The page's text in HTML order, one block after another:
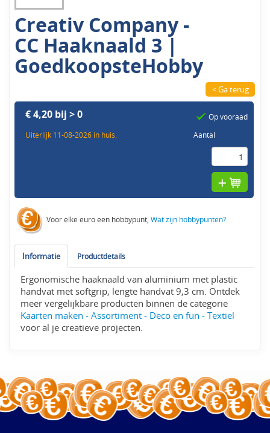
Creativ Company -
CC Haaknaald 3 |
GoedkoopsteHobby
< Ga terug
€ 4,20 bij > 0
Uiterlijk 11-08-2026 in huis.
Op vooraad
Aantal
Voor elke euro een hobbypunt,Wat zijn hobbypunten?
Informatie Productdetails
Ergonomische haaknaald van aluminium met plastic
handvat met softgrip, lengte handvat 9,3 cm. Ontdek
meer vergelijkbare producten binnen de categorie
Kaarten maken - Assortiment - Deco en fun - Textiel
voor al je creatieve projecten.